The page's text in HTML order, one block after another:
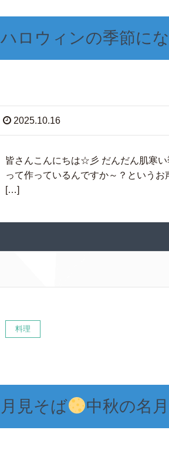
ハロウィンの季節に
2025.10.16
皆さんこんにちは☆彡 だんだん肌寒
って作っているんですか～？という
[…]
料理
月見そば 中秋の名月